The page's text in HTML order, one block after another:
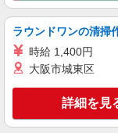
力
勤
正社員
ラウンドワンの清掃
時給 1,400円
大阪市城東区
詳細を見